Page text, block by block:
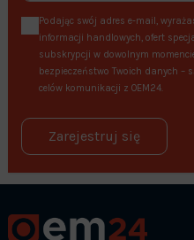
Podając swój adres e-mail,
informacji handlowych, ofert
subskrypcji w dowolnym
bezpieczeństwo Twoich danych –
celów komunikacji z OEM24.
Zarejestruj się